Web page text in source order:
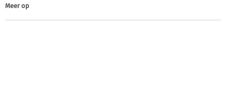
Meer op